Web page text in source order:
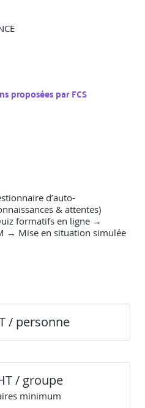
proposées parFCS
d’auto-
& attentes)
formatifs en ligne →
→ Mise en situation simulée
/ personne
/ groupe
s minimum